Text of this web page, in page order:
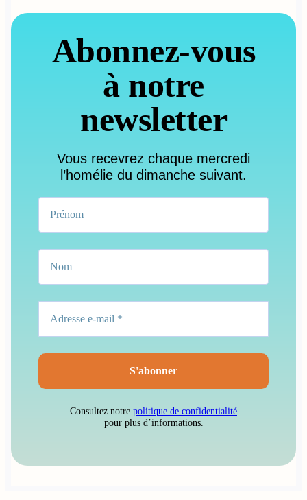
Abonnez-vous
à notre
newsletter
Vous recevrez chaque mercredi
l’homélie du dimanche suivant.
Consultez notre politique de confidentialité
pour plus d’informations.